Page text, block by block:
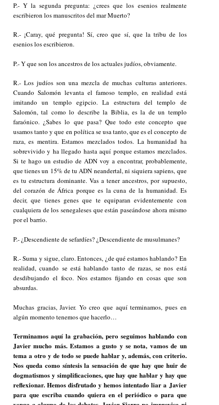
P.- Y la segunda pregunta: ¿crees que los esenios realmente
escribieron los manuscritos del mar Muerto?
R.- ¡Caray, qué pregunta! Sí, creo que sí, que la tribu de los
esenios los escribieron.
P.- Y que son los ancestros de los actuales judíos, obviamente.
R.- Los judíos son una mezcla de muchas culturas anteriores.
Cuando Salomón levanta el famoso templo, en realidad está
imitando un templo egipcio. La estructura del templo de
Salomón, tal como lo describe la Biblia, es la de un templo
faraónico. ¿Sabes lo que pasa? Que todo este concepto que
usamos tanto y que en política se usa tanto, que es el concepto de
raza, es mentira. Estamos mezclados todos. La humanidad ha
sobrevivido y ha llegado hasta aquí porque estamos mezclados.
Si te hago un estudio de ADN voy a encontrar, probablemente,
que tienes un 15% de tu ADN neandertal, ni siquierasapiens, que
es tu estructura dominante. Vas a tener ancestros, por supuesto,
del corazón de África porque es la cuna de la humanidad. Es
decir, que tienes genes que te equiparan evidentemente con
cualquiera de los senegaleses que están paseándose ahora mismo
por el barrio.
P.- ¿Descendiente de sefardíes? ¿Descendiente de musulmanes?
R.- Suma y sigue, claro. Entonces, ¿de qué estamos hablando? En
realidad, cuando se está hablando tanto de razas, se nos está
desdibujando el foco. Nos estamos fijando en cosas que son
absurdas.
Muchas gracias, Javier. Yo creo que aquí terminamos, pues en
algún momento tenemos que hacerlo…
Terminamos aquí la grabación, pero seguimos hablando con
Javier mucho más. Estamos a gusto y se nota, vamos de un
tema a otro y de todo se puede hablar y, además, con criterio.
Nos queda como síntesis la sensación de que hay que huir de
dogmatismos y simplificaciones, que hay que hablar y hay que
reflexionar. Hemos disfrutado y hemos intentado liar a Javier
para que escriba cuando quiera en el periódico o para que